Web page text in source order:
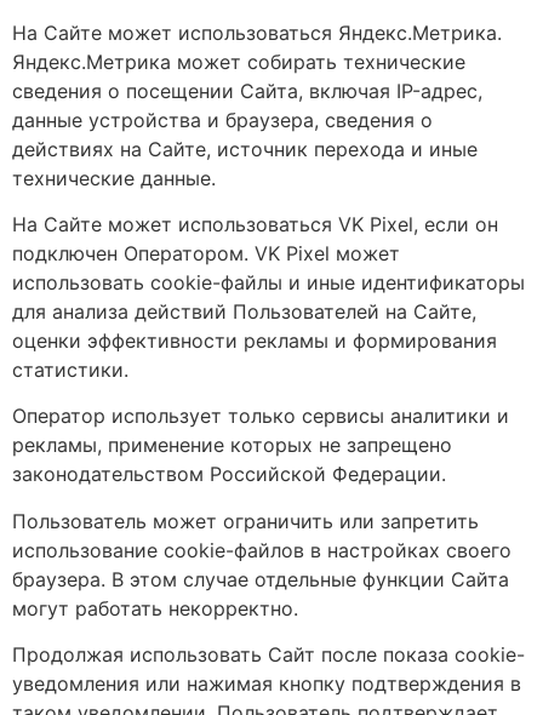
На Сайте может использоваться Яндекс.Метрика.
Яндекс.Метрика может собирать технические
сведения о посещении Сайта, включая IP-адрес,
данные устройства и браузера, сведения о
действиях на Сайте, источник перехода и иные
технические данные.
На Сайте может использоваться VK Pixel, если он
подключен Оператором. VK Pixel может
использовать cookie-файлы и иные идентификаторы
для анализа действий Пользователей на Сайте,
оценки эффективности рекламы и формирования
статистики.
Оператор использует только сервисы аналитики и
рекламы, применение которых не запрещено
законодательством Российской Федерации.
Пользователь может ограничить или запретить
использование cookie-файлов в настройках своего
браузера. В этом случае отдельные функции Сайта
могут работать некорректно.
Продолжая использовать Сайт после показа cookie-
уведомления или нажимая кнопку подтверждения в